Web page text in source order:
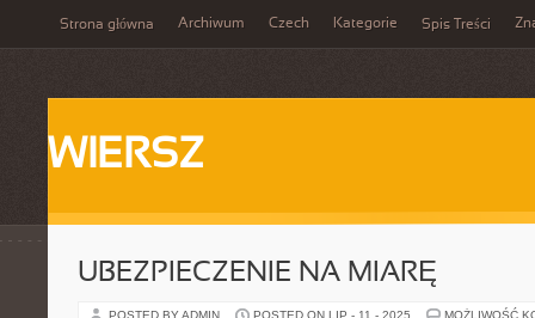
Strona główna Archiwum Czech Kategorie Spis Treści
WIERSZ
UBEZPIECZENIE NA MIARĘ
POSTED BY ADMIN POSTED ON LIP - 11 - 2025
MOŻLIWOŚĆ